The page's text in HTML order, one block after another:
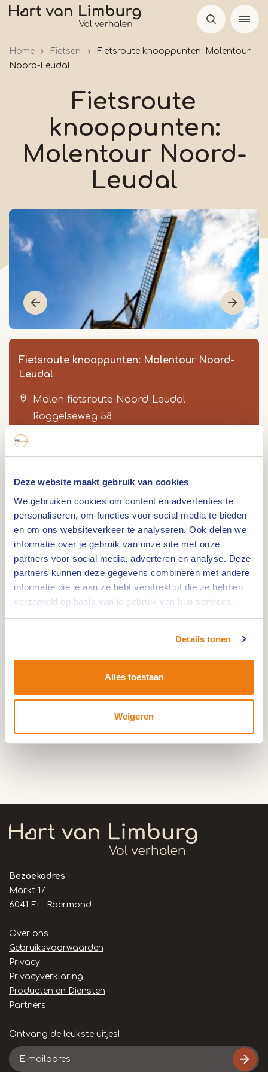
Deze website maakt gebruik van cookies
We gebruiken cookies om content en advertenties te
personaliseren, om functies voor social media te bieden
en om ons websiteverkeer te analyseren. Ook delen we
informatie over je gebruik van onze site met onze
partners voor social media, adverteren en analyse. Deze
partners kunnen deze gegevens combineren met andere
informatie die je aan ze hebt verstrekt of die ze hebben
verzameld op basis van je gebruik van hun services.
Details tonen
Alles toestaan
Weigeren
Overslaan
Home Fietsen
Fietsroute knooppunten: Molentour
Noord-Leudal
Fietsroute
knooppunten:
Molentour Noord-
Leudal
Fietsroute knooppunten: Molentour Noord-
Leudal
Molen fietsroute Noord-Leudal
Roggelseweg 58
Route
of
Lengte: 41,6 km. Deze molenroute voert je door
het prachtige vlakke natuurrijke landschap van
Leudal langs maar liefst 6 molens.
Buggenum, Horn, Haelen en Nunhem zien.
De route start bij het bezoekercentrum Leudal in
Haelen. De molens liggen niet aan de
knooppuntenroute maar wel vlakbij.
Bezoekadres
Markt 17
6041 EL Roermond
Handige
links
Over ons
Gebruiksvoorwaarden
Privacy
Privacyverklaring
Producten en Diensten
Partners
Ontvang de leukste uitjes!
E-
mailadres